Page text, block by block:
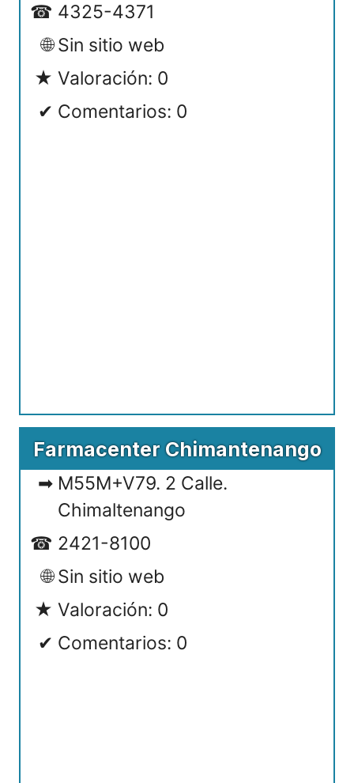
4325-4371
Sin sitio web
Valoración: 0
Comentarios: 0
Farmacenter Chimantenango
M55M+V79. 2 Calle.
Chimaltenango
2421-8100
Sin sitio web
Valoración: 0
Comentarios: 0